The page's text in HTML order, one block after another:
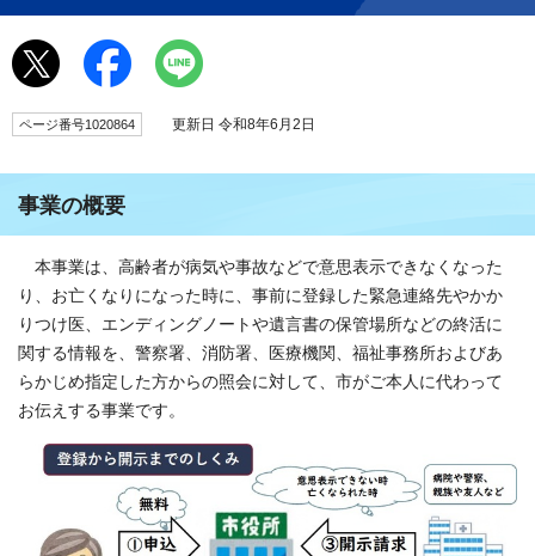
ページ番号1020864 更新日 令和8年6月2日
事業の概要
本事業は、高齢者が病気や事故などで意思表示できなくなった
り、お亡くなりになった時に、事前に登録した緊急連絡先やかか
りつけ医、エンディングノートや遺言書の保管場所などの終活に
関する情報を、警察署、消防署、医療機関、福祉事務所およびあ
らかじめ指定した方からの照会に対して、市がご本人に代わって
お伝えする事業です。